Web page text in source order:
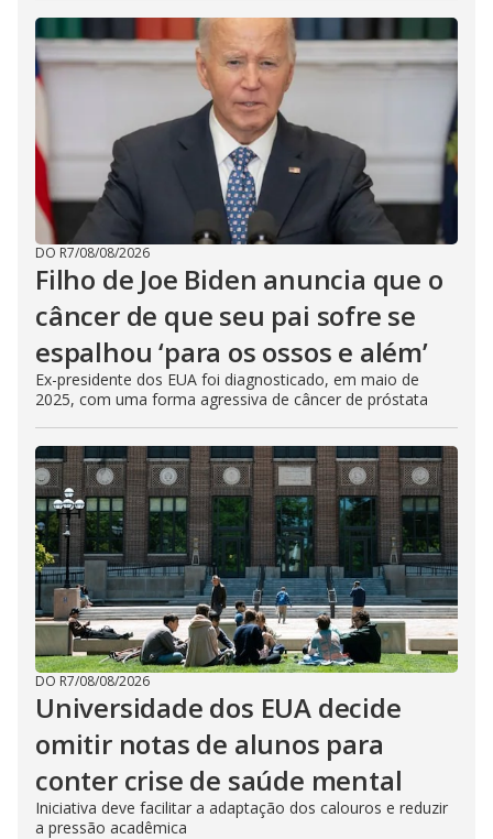
DO R7/08/08/2026
Filho de Joe Biden anuncia que o
câncer de que seu pai sofre se
espalhou ‘para os ossos e além’
Ex-presidente dos EUA foi diagnosticado, em maio de
2025, com uma forma agressiva de câncer de próstata
DO R7/08/08/2026
Universidade dos EUA decide
omitir notas de alunos para
conter crise de saúde mental
Iniciativa deve facilitar a adaptação dos calouros e reduzir
a pressão acadêmica